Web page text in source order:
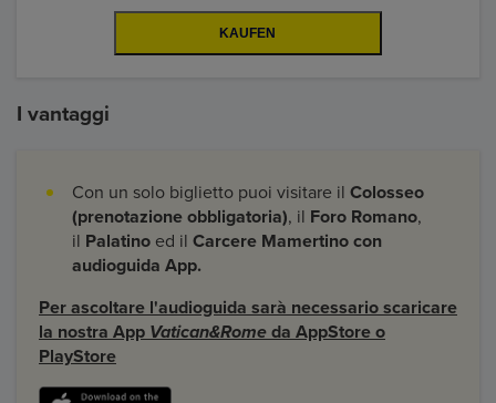
I vantaggi
Con un solo biglietto puoi visitare il Colosseo
(prenotazione obbligatoria), il Foro Romano,
il Palatino ed il Carcere Mamertino con
audioguida App.
Per ascoltare l'audioguida sarà necessario scaricare
la nostra App Vatican&Rome da AppStore o
PlayStore